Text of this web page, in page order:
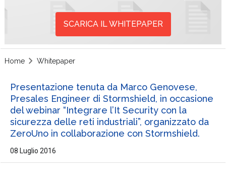
SCARICA IL WHITEPAPER
Home Whitepaper
Presentazione tenuta da Marco Genovese,
Presales Engineer di Stormshield, in occasione
del webinar “Integrare l’It Security con la
sicurezza delle reti industriali”, organizzato da
ZeroUno in collaborazione con Stormshield.
08 Luglio 2016